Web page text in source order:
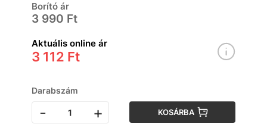
Borító ár
3 990 Ft
Aktuális online ár
3 112 Ft
Darabszám
- + KOSÁRBA